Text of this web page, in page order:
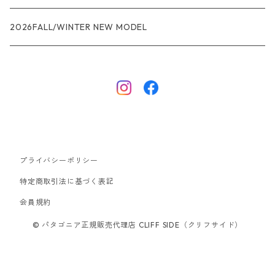
R1エア
R1
ジャケット・アウター
スウェットシャツ・フーディ
ボードショーツ
レインウェアー
2026FALL/WINTER NEW MODEL
プライバシーポリシー
特定商取引法に基づく表記
会員規約
© パタゴニア正規販売代理店 CLIFF SIDE（クリフサイド）